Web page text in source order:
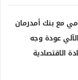
مع بنك أمدرمان
عودة وجه
الاقتصادية